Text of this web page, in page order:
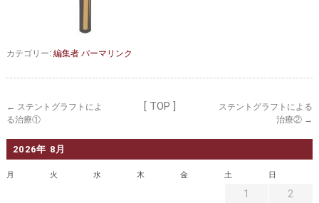
外来予約をされた方へ
手術概要
医師募集情報 ドクターカー
カテゴリー:編集者パーマリンク
← ステントグラフトによ
る治療①
[ TOP ]
ステントグラフトによる
治療② →
2026年 8月
月 火 水 木 金 土 日
1
2